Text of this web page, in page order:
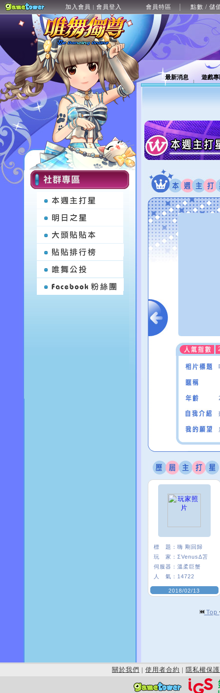
加入會員 | 會員登入 會員特區 點數 / 儲
最新消息 遊戲
標 題： 嗨 剛回歸
玩 家： ΣVenusΔ苫
伺服器： 溫柔巨蟹
人 氣： 14722
2018/02/13
Top
關於我們 | 使用者合約 | 隱私權保護